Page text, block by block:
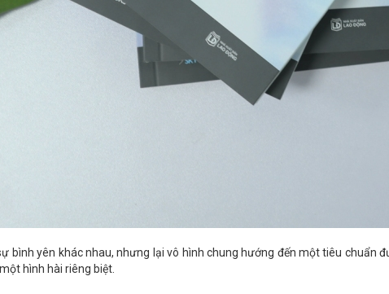
bình yên khác nhau, nhưng lại vô hình chung hướng đến một tiêu chuẩn
hình hài riêng biệt.